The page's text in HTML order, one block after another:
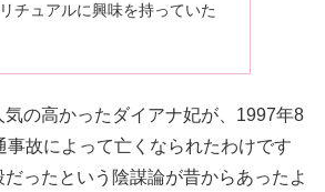
チュアルに興味を持っていた
の高かったダイアナ妃が、1997年8
事故によって亡くなられたわけです
ったという陰謀論が昔からあったよ